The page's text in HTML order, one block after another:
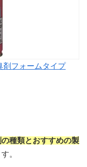
剤フォームタイプ
種類とおすすめの製
。